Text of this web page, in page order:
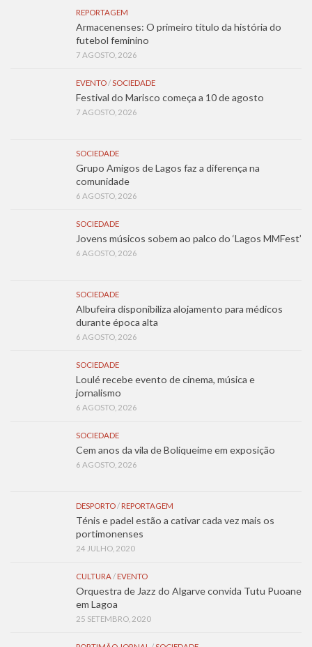
REPORTAGEM
Armacenenses: O primeiro título da história do
futebol feminino
7 AGOSTO, 2026
EVENTO/SOCIEDADE
Festival do Marisco começa a 10 de agosto
7 AGOSTO, 2026
SOCIEDADE
Grupo Amigos de Lagos faz a diferença na
comunidade
6 AGOSTO, 2026
SOCIEDADE
Jovens músicos sobem ao palco do ‘Lagos MMFest’
6 AGOSTO, 2026
SOCIEDADE
Albufeira disponibiliza alojamento para médicos
durante época alta
6 AGOSTO, 2026
SOCIEDADE
Loulé recebe evento de cinema, música e
jornalismo
6 AGOSTO, 2026
SOCIEDADE
Cem anos da vila de Boliqueime em exposição
6 AGOSTO, 2026
DESPORTO/ REPORTAGEM
Ténis e padel estão a cativar cada vez mais os
portimonenses
24 JULHO, 2020
CULTURA/ EVENTO
Orquestra de Jazz do Algarve convida Tutu Puoane
em Lagoa
25 SETEMBRO, 2020